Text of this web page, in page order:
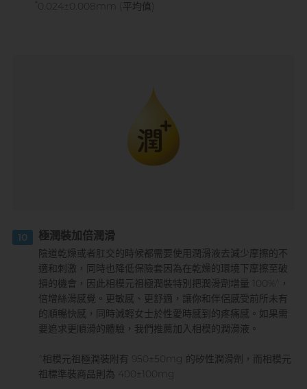
0.024±0.008mm (平均值)
10 極潤裝加倍潤滑
陰道乾燥或者肛交的時候都需要使用潤滑液去減少摩擦的不
適和刺激，同時也降低保險套因為在乾燥的環境下摩擦至破
損的機會，因此相模元祖極潤裝特別把潤滑劑增量 100%
，
倍增絲滑感覺。更敏感、更舒適，讓你和伴侶感受前所未有
的順暢快感，同時減輕女士於性愛時感到的疼痛感。如果需
要追求更順滑的體驗，我們推薦加入相模的潤滑液。
相模元祖極潤裝附有 950±50mg 的矽性潤滑劑，而相模元
祖標準裝商品則為 400±100mg